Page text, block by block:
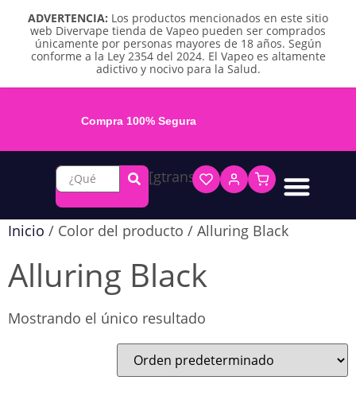
ADVERTENCIA: Los productos mencionados en este sitio
web Divervape tienda de Vapeo pueden ser comprados
únicamente por personas mayores de 18 años. Según
conforme a la Ley 2354 del 2024. El Vapeo es altamente
adictivo y nocivo para la Salud.
Compra 100% Segura
[gtranslate]
Inicio / Color del producto / Alluring Black
Alluring Black
Mostrando el único resultado